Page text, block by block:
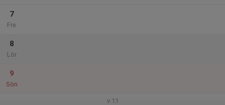
7
Fre
8
Lör
9
Sön
v.11